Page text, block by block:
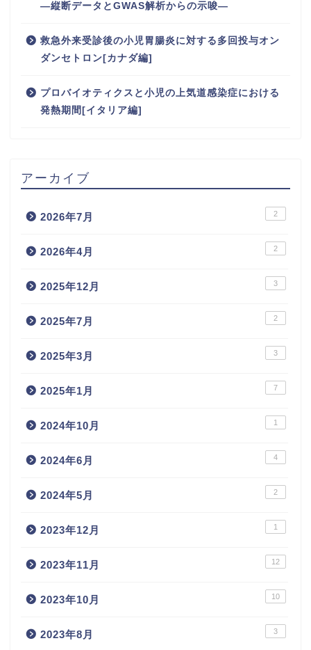
―縦断データとGWAS解析からの示唆―
救急外来受診後の小児胃腸炎に対する多回投与オン
ダンセトロン[カナダ編]
プロバイオティクスと小児の上気道感染症における
発熱期間[イタリア編]
アーカイブ
2026年7月 2
2026年4月 2
2025年12月 3
2025年7月 2
2025年3月 3
2025年1月 7
2024年10月 1
2024年6月 4
2024年5月 2
2023年12月 1
2023年11月 12
2023年10月 10
2023年8月 3